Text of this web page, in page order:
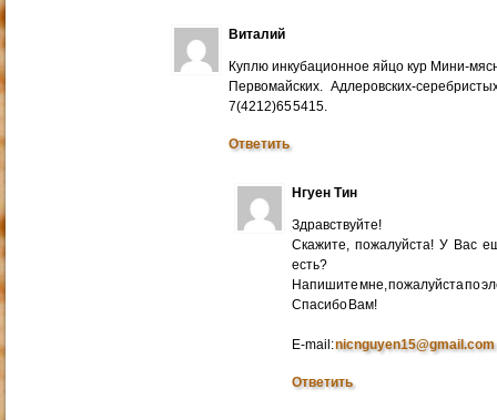
Виталий
Куплю инкубационное яйцо кур Мини-
Первомайских. Адлеровских-
7(4212)65 5415.
Ответить
Нгуен Тин
Здравствуйте!
Скажите, пожалуйста! У Вас
есть?
Напишите мне, пожалуйста по
Cпасибо Вам!
E-mail:nicnguyen15@gmail.com
Ответить